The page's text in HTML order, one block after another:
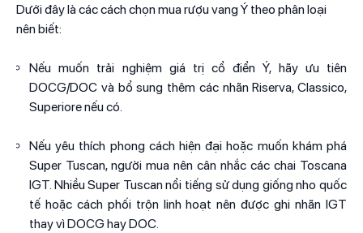
Dưới đây là các cách chọn mua rượu vang Ý theo phân loại
nên biết:
Nếu muốn trải nghiệm giá trị cổ điển Ý, hãy ưu tiên
DOCG/DOC và bổ sung thêm các nhãn Riserva, Classico,
Superiore nếu có.
Nếu yêu thích phong cách hiện đại hoặc muốn khám phá
Super Tuscan, người mua nên cân nhắc các chai Toscana
IGT. Nhiều Super Tuscan nổi tiếng sử dụng giống nho quốc
tế hoặc cách phối trộn linh hoạt nên được ghi nhãn IGT
thay vì DOCG hay DOC.